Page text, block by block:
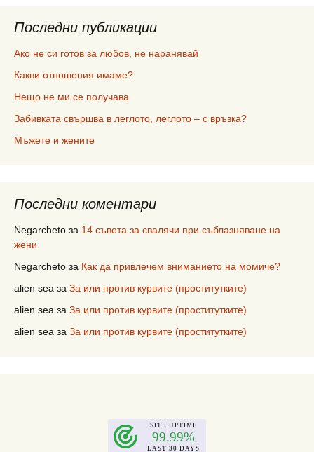
Последни публикации
Ако не си готов за любов, не наранявай
Какви отношения имаме?
Нещо не ми се получава
Забивката свършва в леглото, леглото – с връзка?
Мъжете и жените
Последни коментари
Negarcheto за 14 съвета за свалячи при съблазняване на
жени
Negarcheto за Как да привлечем вниманието на момиче?
alien sea за За или против курвите (проститутките)
alien sea за За или против курвите (проститутките)
alien sea за За или против курвите (проститутките)